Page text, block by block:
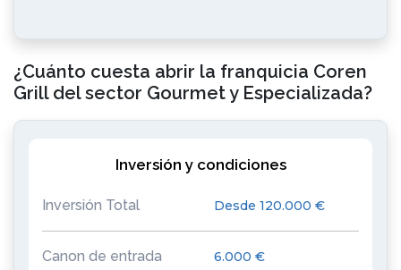
¿Cuánto cuesta abrir la franquicia Coren
Grill del sector Gourmet y Especializada?
Inversión y condiciones
Inversión Total Desde 120.000 €
Canon de entrada 6.000 €